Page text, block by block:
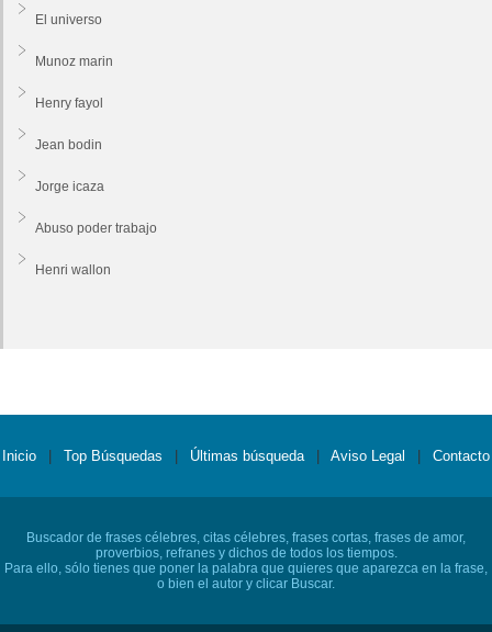
El universo
Munoz marin
Henry fayol
Jean bodin
Jorge icaza
Abuso poder trabajo
Henri wallon
Inicio Top Búsquedas Últimas búsqueda Aviso Legal Contacto
Buscador de frases célebres, citas célebres, frases cortas, frases de amor,
proverbios, refranes y dichos de todos los tiempos.
Para ello, sólo tienes que poner la palabra que quieres que aparezca en la frase,
o bien el autor y clicar Buscar.